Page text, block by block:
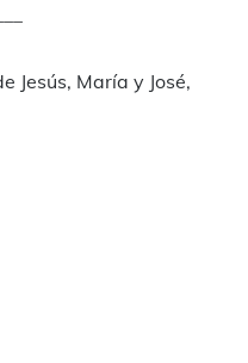
Jesús, María y José,